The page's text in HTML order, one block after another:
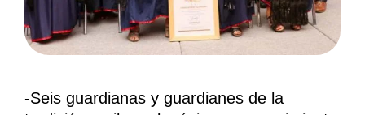
-Seis guardianas y guardianes de la